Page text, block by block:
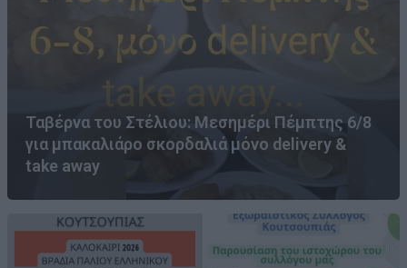
Ταβέρνα του Στέλιου: Μεσημέρι Πέμπτης 6/8
για μπακαλιάρο σκορδαλιά μόνο delivery &
take away